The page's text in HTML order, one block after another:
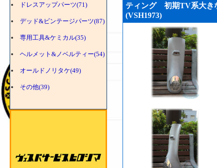
ドレスアップパーツ(71)
デッド&ビンテージパーツ(87)
専用工具&ケミカル(35)
ヘルメット&ノベルティー(54)
オールドノリタケ(49)
その他(39)
ティング 初期TV系大き
(VSH1973)